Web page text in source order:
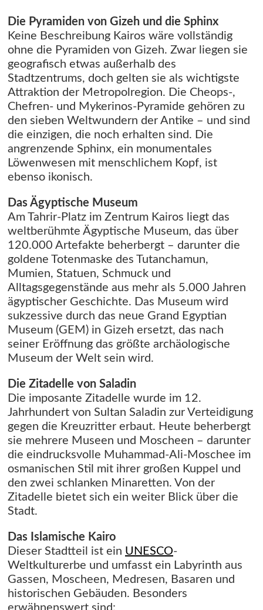
Die Pyramiden von Gizeh und die Sphinx
Keine Beschreibung Kairos wäre vollständig
ohne die Pyramiden von Gizeh. Zwar liegen sie
geografisch etwas außerhalb des
Stadtzentrums, doch gelten sie als wichtigste
Attraktion der Metropolregion. Die Cheops-,
Chefren- und Mykerinos-Pyramide gehören zu
den sieben Weltwundern der Antike – und sind
die einzigen, die noch erhalten sind. Die
angrenzende Sphinx, ein monumentales
Löwenwesen mit menschlichem Kopf, ist
ebenso ikonisch.
Das Ägyptische Museum
Am Tahrir-Platz im Zentrum Kairos liegt das
weltberühmte Ägyptische Museum, das über
120.000 Artefakte beherbergt – darunter die
goldene Totenmaske des Tutanchamun,
Mumien, Statuen, Schmuck und
Alltagsgegenstände aus mehr als 5.000 Jahren
ägyptischer Geschichte. Das Museum wird
sukzessive durch das neue Grand Egyptian
Museum (GEM) in Gizeh ersetzt, das nach
seiner Eröffnung das größte archäologische
Museum der Welt sein wird.
Die Zitadelle von Saladin
Die imposante Zitadelle wurde im 12.
Jahrhundert von Sultan Saladin zur Verteidigung
gegen die Kreuzritter erbaut. Heute beherbergt
sie mehrere Museen und Moscheen – darunter
die eindrucksvolle Muhammad-Ali-Moschee im
osmanischen Stil mit ihrer großen Kuppel und
den zwei schlanken Minaretten. Von der
Zitadelle bietet sich ein weiter Blick über die
Stadt.
Das Islamische Kairo
Dieser Stadtteil ist ein UNESCO-
Weltkulturerbe und umfasst ein Labyrinth aus
Gassen, Moscheen, Medresen, Basaren und
historischen Gebäuden. Besonders